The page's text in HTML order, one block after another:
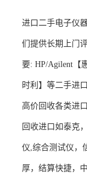
进口二手电子仪
们提供长期上门
要: HP/Agilent【
时利】等二手进
高价回收各类进
回收进口如泰克
仪,综合测试仪，
厚，结算快捷，